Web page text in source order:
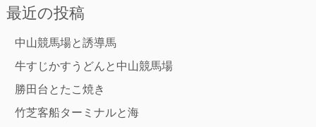
最近の投稿
中山競馬場と誘導馬
牛すじかすうどんと中山競馬場
勝田台とたこ焼き
竹芝客船ターミナルと海